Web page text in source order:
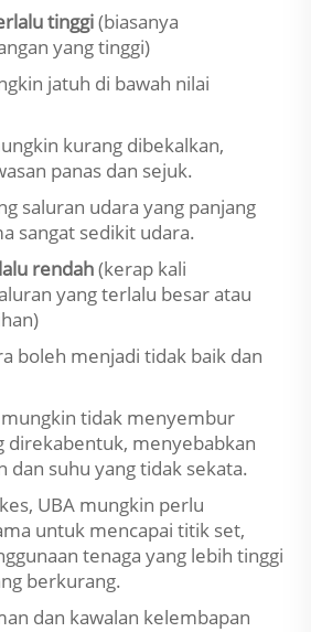
tinggi(biasanya
yang tinggi)
jatuh di bawah nilai
kurang dibekalkan,
panas dan sejuk.
saluran udara yang panjang
sangat sedikit udara.
rendah(kerap kali
yang terlalu besar atau
boleh menjadi tidak baik dan
tidak menyembur
direkabentuk, menyebabkan
dan suhu yang tidak sekata.
UBA mungkin perlu
untuk mencapai titik set,
tenaga yang lebih tinggi
berkurang.
dan kawalan kelembapan